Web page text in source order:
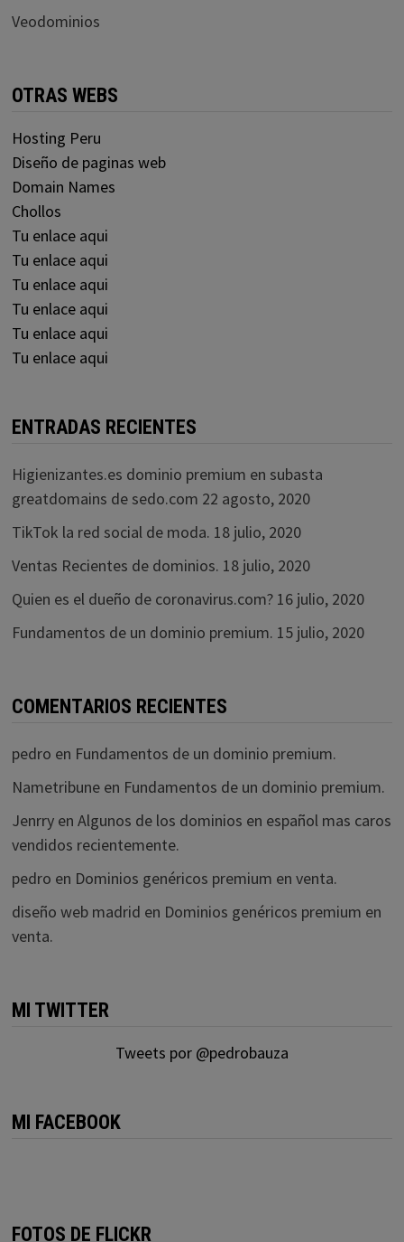
Veodominios
OTRAS WEBS
Hosting Peru
Diseño de paginas web
Domain Names
Chollos
Tu enlace aqui
Tu enlace aqui
Tu enlace aqui
Tu enlace aqui
Tu enlace aqui
Tu enlace aqui
ENTRADAS RECIENTES
Higienizantes.es dominio premium en subasta
greatdomains de sedo.com 22 agosto, 2020
TikTok la red social de moda. 18 julio, 2020
Ventas Recientes de dominios. 18 julio, 2020
Quien es el dueño de coronavirus.com? 16 julio, 2020
Fundamentos de un dominio premium. 15 julio, 2020
COMENTARIOS RECIENTES
pedro en Fundamentos de un dominio premium.
Nametribuneen Fundamentos de un dominio premium.
Jenrryen Algunos de los dominios en español mas caros
vendidos recientemente.
pedro en Dominios genéricos premium en venta.
diseño web madrid en Dominios genéricos premium en
venta.
MI TWITTER
Tweets por @pedrobauza
MI FACEBOOK
FOTOS DE FLICKR